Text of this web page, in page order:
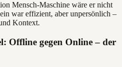
Mensch-Maschine wäre er nicht
war effizient, aber unpersönlich –
Kontext.
Offline gegen Online – der